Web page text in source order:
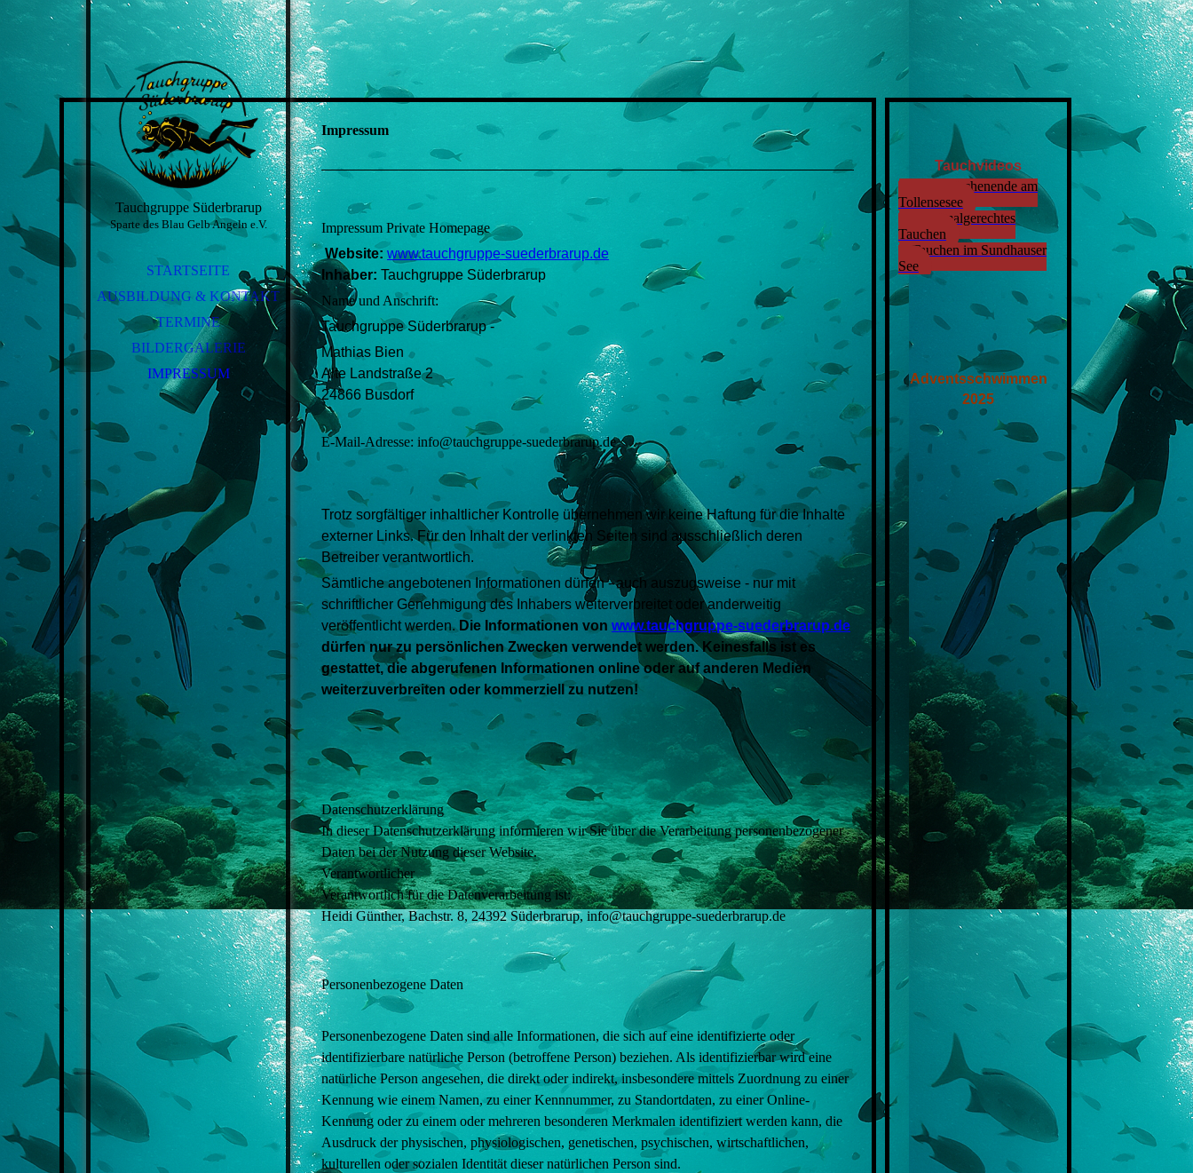
Tauchgruppe Süderbrarup
Sparte des Blau Gelb Angeln e.V.
STARTSEITE
AUSBILDUNG & KONTAKT
TERMINE
BILDERGALERIE
IMPRESSUM
Impressum
Impressum Private Homepage
Website: www.tauchgruppe-suederbrarup.de
Inhaber: Tauchgruppe Süderbrarup
Name und Anschrift:
Tauchgruppe Süderbrarup -
Mathias Bien
Alte Landstraße 2
24866 Busdorf
E-Mail-Adresse: info@tauchgruppe-suederbrarup.de
Trotz sorgfältiger inhaltlicher Kontrolle übernehmen wir keine Haftung für die Inhalte
externer Links. Für den Inhalt der verlinkten Seiten sind ausschließlich deren
Betreiber verantwortlich.
Sämtliche angebotenen Informationen dürfen - auch auszugsweise - nur mit
schriftlicher Genehmigung des Inhabers weiterverbreitet oder anderweitig
veröffentlicht werden. Die Informationen von www.tauchgruppe-suederbrarup.de
dürfen nur zu persönlichen Zwecken verwendet werden. Keinesfalls ist es
gestattet, die abgerufenen Informationen online oder auf anderen Medien
weiterzuverbreiten oder kommerziell zu nutzen!
Datenschutzerklärung
In dieser Datenschutzerklärung informieren wir Sie über die Verarbeitung personenbezogener
Daten bei der Nutzung dieser Website.
Verantwortlicher
Verantwortlich für die Datenverarbeitung ist:
Heidi Günther, Bachstr. 8, 24392 Süderbrarup, info@tauchgruppe-suederbrarup.de
Personenbezogene Daten
Personenbezogene Daten sind alle Informationen, die sich auf eine identifizierte oder
identifizierbare natürliche Person (betroffene Person) beziehen. Als identifizierbar wird eine
natürliche Person angesehen, die direkt oder indirekt, insbesondere mittels Zuordnung zu einer
Kennung wie einem Namen, zu einer Kennnummer, zu Standortdaten, zu einer Online-
Kennung oder zu einem oder mehreren besonderen Merkmalen identifiziert werden kann, die
Ausdruck der physischen, physiologischen, genetischen, psychischen, wirtschaftlichen,
kulturellen oder sozialen Identität dieser natürlichen Person sind.
Tauchvideos
Tauchwochenende am
Tollensesee
Denkmalgerechtes
Tauchen
Tauchen im Sundhauser
See
Adventsschwimmen
2025